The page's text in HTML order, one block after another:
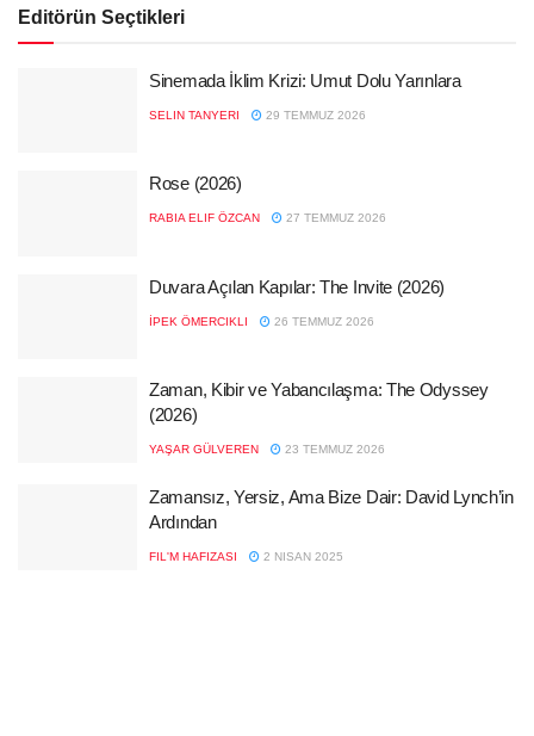
Editörün Seçtikleri
Sinemada İklim Krizi: Umut Dolu Yarınlara
SELIN TANYERI 29 TEMMUZ 2026
Rose (2026)
RABIA ELIF ÖZCAN 27 TEMMUZ 2026
Duvara Açılan Kapılar: The Invite (2026)
İPEK ÖMERCIKLI 26 TEMMUZ 2026
Zaman, Kibir ve Yabancılaşma: The Odyssey
(2026)
YAŞAR GÜLVEREN 23 TEMMUZ 2026
Zamansız, Yersiz, Ama Bize Dair: David Lynch’in
Ardından
FIL'M HAFIZASI 2 NISAN 2025